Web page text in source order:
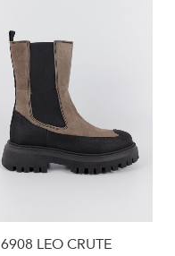
6908 LEO CRUTE